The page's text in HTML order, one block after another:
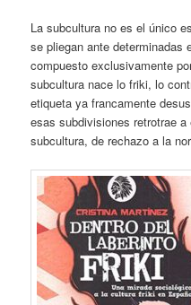
La subcultura no es el único
se pliegan ante determinadas
compuesto exclusivamente
subcultura nace lo friki, lo
etiqueta ya francamente
esas subdivisiones retrotrae
subcultura, de rechazo a la